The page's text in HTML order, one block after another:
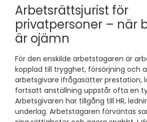
Arbetsrättsjurist för
privatpersoner – när
är ojämn
För den enskilde arbetstagaren är
kopplad till trygghet, försörjning och
arbetsgivare ifrågasätter prestation,
fortsatt anställning uppstår ofta en
Arbetsgivaren har tillgång till HR,
underlag. Arbetstagaren förväntas